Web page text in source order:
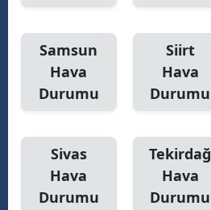
Samsun
Hava
Durumu
Siirt
Hava
Durumu
Sivas
Hava
Durumu
Tekirdağ
Hava
Durumu